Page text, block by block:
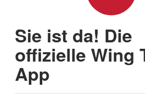
Sie ist da! Die
offizielle Wing
App